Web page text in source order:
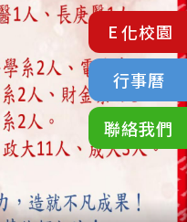
E化校園
行事曆
聯絡我們